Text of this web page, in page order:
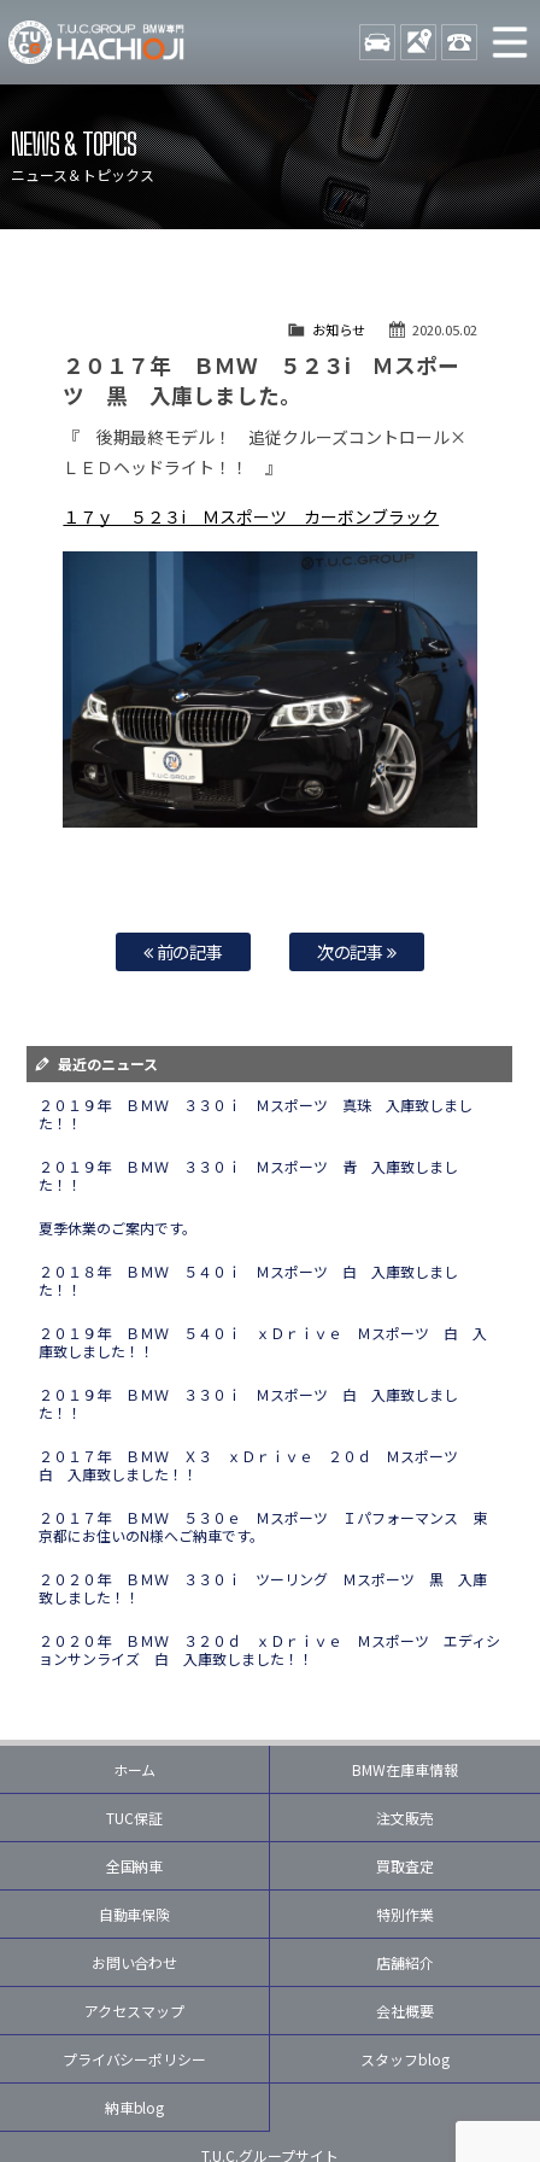
TUCグループ BMW専門 八
STOCK ACCESS 042-
在庫リスト
目玉車両一覧
店舗紹介
保証＆サービス
アクセスマップ
自動車保険
TUCとは？
納車blog
スタッフblog
会社概要
NEWS & TOPICS
ニュース＆トピックス
2020.05.02
お知らせ
２０１７年 ＢＭＷ ５２３i Ｍスポー
ツ 黒 入庫しました。
『 後期最終モデル！ 追従クルーズコントロール×
ＬＥＤヘッドライト！！ 』
１７ｙ ５２３i Ｍスポーツ カーボンブラック
前の記事 次の記事
最近のニュース
２０１９年 ＢＭＷ ３３０ｉ Ｍスポーツ 真珠 入庫致しまし
た！！
２０１９年 ＢＭＷ ３３０ｉ Ｍスポーツ 青 入庫致しまし
た！！
夏季休業のご案内です。
２０１８年 ＢＭＷ ５４０ｉ Ｍスポーツ 白 入庫致しまし
た！！
２０１９年 ＢＭＷ ５４０ｉ ｘＤｒｉｖｅ Ｍスポーツ 白 入
庫致しました！！
２０１９年 ＢＭＷ ３３０ｉ Ｍスポーツ 白 入庫致しまし
た！！
２０１７年 ＢＭＷ Ｘ３ ｘＤｒｉｖｅ ２０ｄ Ｍスポーツ
白 入庫致しました！！
２０１７年 ＢＭＷ ５３０ｅ Ｍスポーツ Ｉパフォーマンス 東
京都にお住いのN様へご納車です。
２０２０年 ＢＭＷ ３３０ｉ ツーリング Ｍスポーツ 黒 入庫
致しました！！
２０２０年 ＢＭＷ ３２０ｄ ｘＤｒｉｖｅ Ｍスポーツ エディシ
ョンサンライズ 白 入庫致しました！！
ホーム BMW在庫車情報
TUC保証 注文販売
全国納車 買取査定
自動車保険 特別作業
お問い合わせ 店舗紹介
アクセスマップ 会社概要
プライバシーポリシー スタッフblog
納車blog
T.U.C.グループサイト